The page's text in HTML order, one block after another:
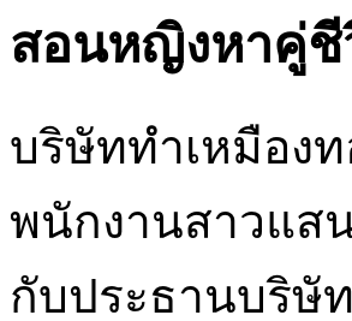
สอนหญิงหาคู่
บริษัททำเหมือง
พนักงานสาวแส
กับประธานบริษั